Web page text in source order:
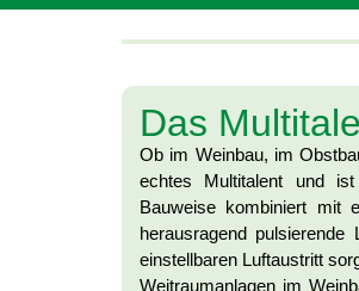
Das
Ob im Weinbau, im
echtes Multitalent und
Bauweise kombiniert mit
herausragend pulsierende
einstellbaren Luftaustritt
Weitraumanlagen im